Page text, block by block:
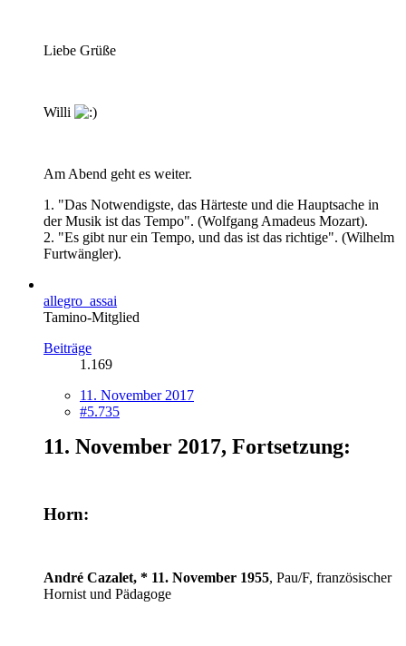
Liebe Grüße
Willi
Am Abend geht es weiter.
1. "Das Notwendigste, das Härteste und die Hauptsache in
der Musik ist das Tempo". (Wolfgang Amadeus Mozart).
2. "Es gibt nur ein Tempo, und das ist das richtige". (Wilhelm
Furtwängler).
allegro_assai
Tamino-Mitglied
Beiträge
1.169
11. November 2017
#5.735
11. November 2017, Fortsetzung:
Horn:
André Cazalet, * 11. November 1955, Pau/F, französischer
Hornist und Pädagoge